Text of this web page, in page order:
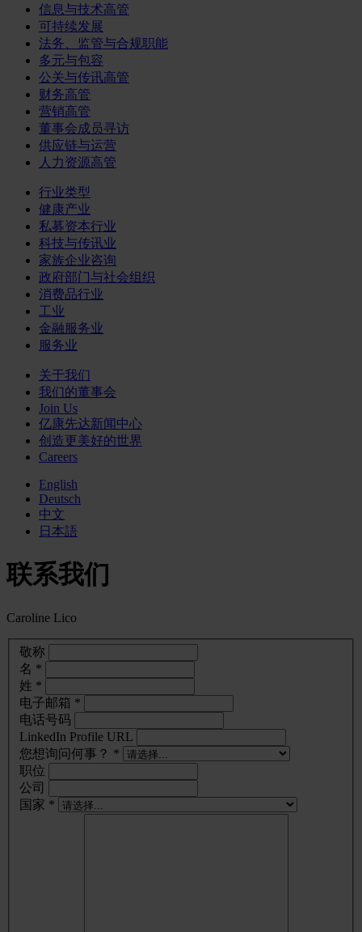
信息与技术高管
可持续发展
法务、监管与合规职能
多元与包容
公关与传讯高管
财务高管
营销高管
董事会成员寻访
供应链与运营
人力资源高管
行业类型
健康产业
私募资本行业
科技与传讯业
家族企业咨询
政府部门与社会组织
消费品行业
工业
金融服务业
服务业
关于我们
我们的董事会
Join Us
亿康先达新闻中心
创造更美好的世界
Careers
English
Deutsch
中文
日本語
联系我们
Caroline Lico
敬称
名 *
姓 *
电子邮箱 *
电话号码
LinkedIn Profile URL
您想询问何事？ *
职位
公司
国家 *